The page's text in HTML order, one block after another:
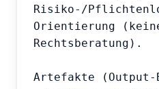
Risiko-/
Orientierung
Rechtsberatung).
Artefakte (Output-